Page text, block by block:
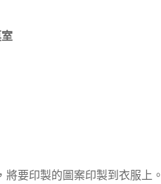
要印製的圖案印製到衣服上。